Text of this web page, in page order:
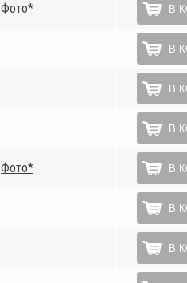
Фото* В
В
В
В
Фото* В
В
В